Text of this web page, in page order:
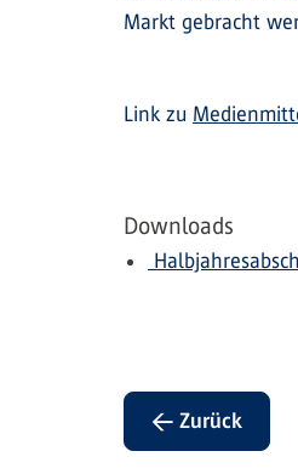
Markt gebracht
Link zu
Downloads
← Zurück